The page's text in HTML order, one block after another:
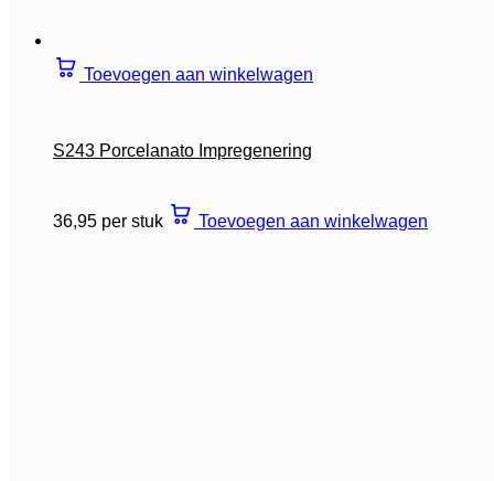
Toevoegen aan winkelwagen
S243 Porcelanato Impregenering
36,95 per stuk Toevoegen aan winkelwagen